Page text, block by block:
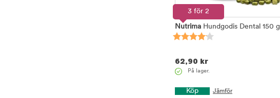
3 för 2
Nutrima Hundgodis Dental 150 g
62,90 kr
På lager.
Köp Jämför